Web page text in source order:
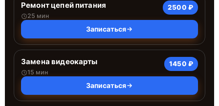
Ремонт цепей питания
25 мин
2500 ₽
Записаться
Замена видеокарты
15 мин
1450 ₽
Записаться